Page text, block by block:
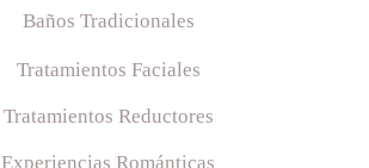
Baños Tradicionales
Tratamientos Faciales
Tratamientos Reductores
Experiencias Románticas